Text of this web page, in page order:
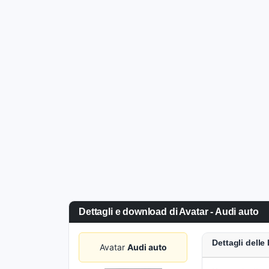
Dettagli e download di Avatar - Audi auto
Avatar Audi auto Dettagli delle